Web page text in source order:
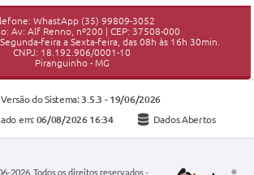
WhastApp (35) 99809-3052
Av: Alf Renno, nº200 | CEP: 37508-000
feira a Sexta-feira, das 08h às 16h 30min.
CNPJ: 18.192.906/0001-10
Piranguinho - MG
Versão do Sistema: 3.5.3 - 19/06/2026
em: 06/08/2026 16:34 Dados Abertos
2026. Todos os direitos reservados -